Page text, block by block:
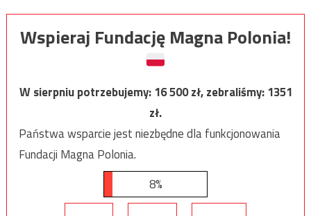
Wspieraj Fundację Magna Polonia!
W sierpniu potrzebujemy:16 500zł, zebraliśmy:1351
zł.
Państwa wsparcie jest niezbędne dla funkcjonowania
Fundacji Magna Polonia.
8%